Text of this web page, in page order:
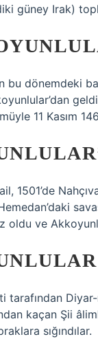
güney Irak)
bu dönemdeki
11 Kasım
1501’de
oldu ve
Diyar-
kaçan Şii
sığındılar.